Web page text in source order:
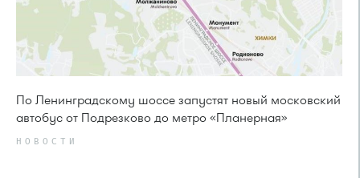
По Ленинградскому шоссе запустят новый московский
автобус от Подрезково до метро «Планерная»
НОВОСТИ